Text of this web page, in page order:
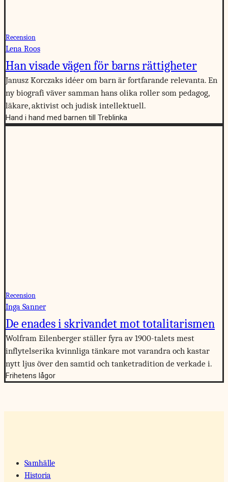
Recension
Lena Roos
Han visade vägen för barns rättigheter
Janusz Korczaks idéer om barn är fortfarande relevanta. En
ny biografi väver samman hans olika roller som pedagog,
läkare, aktivist och judisk intellektuell.
Hand i hand med barnen till Treblinka
Recension
Inga Sanner
De enades i skrivandet mot totalitarismen
Wolfram Eilenberger ställer fyra av 1900-talets mest
inflytelserika kvinnliga tänkare mot varandra och kastar
nytt ljus över den samtid och tanketradition de verkade i.
Frihetens lågor
Samhälle
Historia